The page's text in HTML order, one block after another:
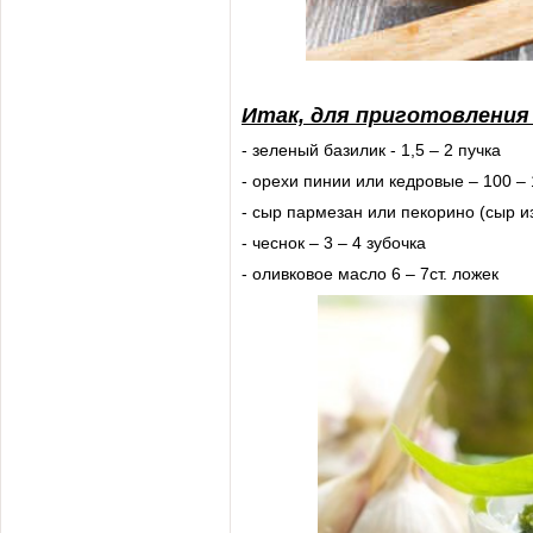
Итак, для
- зеленый базилик - 1,5 – 2 пучка
- орехи пинии или кедровые – 100 –
- сыр пармезан или пекорино (сыр
- чеснок – 3 – 4 зубочка
- оливковое масло 6 – 7ст. ложек